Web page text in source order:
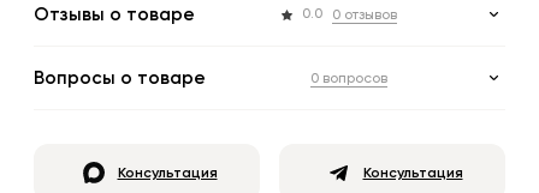
Отзывы о товаре 0.0 0 отзывов
Вопросы о товаре 0 вопросов
Консультация Консультация